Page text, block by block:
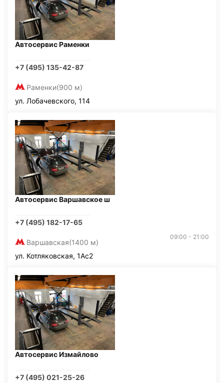
Автосервис Раменки
+7 (495) 135-42-87
Раменки(900 м)
ул. Лобачевского, 114
Автосервис Варшавское ш
+7 (495) 182-17-65
Варшавская(1400 м)
09:00 - 21:00
ул. Котляковская, 1Ас2
Автосервис Измайлово
+7 (495) 021-25-26